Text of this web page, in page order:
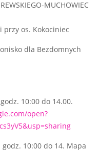
MUCHOWIEC
przy os. Kokociniec
dla Bezdomnych
10:00 do 14.00.
open?
godz. 10:00 do 14. Mapa